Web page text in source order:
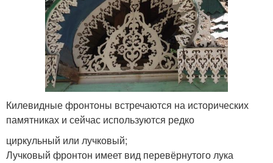
Килевидные фронтоны встречаются на исторических
памятниках и сейчас используются редко
циркульный или лучковый;
Лучковый фронтон имеет вид перевёрнутого лука